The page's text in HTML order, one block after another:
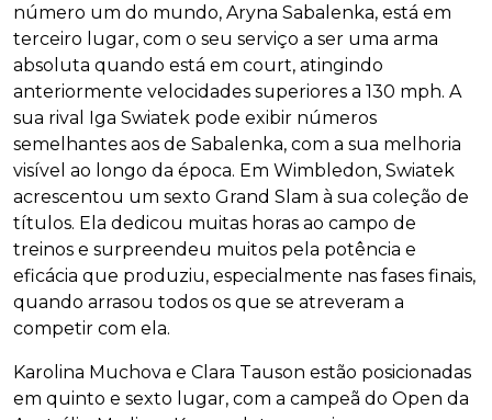
número um do mundo, Aryna Sabalenka, está em
terceiro lugar, com o seu serviço a ser uma arma
absoluta quando está em court, atingindo
anteriormente velocidades superiores a 130 mph. A
sua rival Iga Swiatek pode exibir números
semelhantes aos de Sabalenka, com a sua melhoria
visível ao longo da época. Em Wimbledon, Swiatek
acrescentou um sexto Grand Slam à sua coleção de
títulos. Ela dedicou muitas horas ao campo de
treinos e surpreendeu muitos pela potência e
eficácia que produziu, especialmente nas fases finais,
quando arrasou todos os que se atreveram a
competir com ela.
Karolina Muchova e Clara Tauson estão posicionadas
em quinto e sexto lugar, com a campeã do Open da